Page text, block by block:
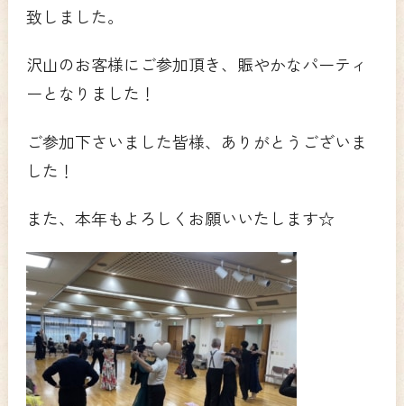
致しました。
沢山のお客様にご参加頂き、賑やかなパーティ
ーとなりました！
ご参加下さいました皆様、ありがとうございま
した！
また、本年もよろしくお願いいたします☆